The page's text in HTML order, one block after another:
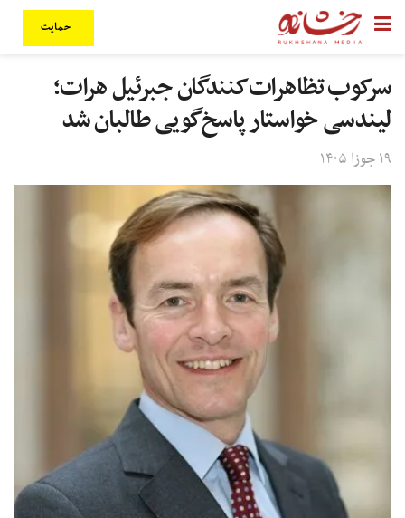
حمایت
سرکوب تظاهرات‌کنندگان جبرئیل هرات؛
لیندسی خواستار پاسخ‌گویی طالبان شد
۱۹ جوزا ۱۴۰۵